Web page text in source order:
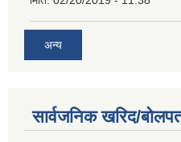
अन्य
सार्वजनिक खरिद/